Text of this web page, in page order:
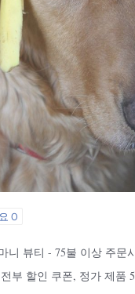
0
부 할인 쿠폰, 정가 제품